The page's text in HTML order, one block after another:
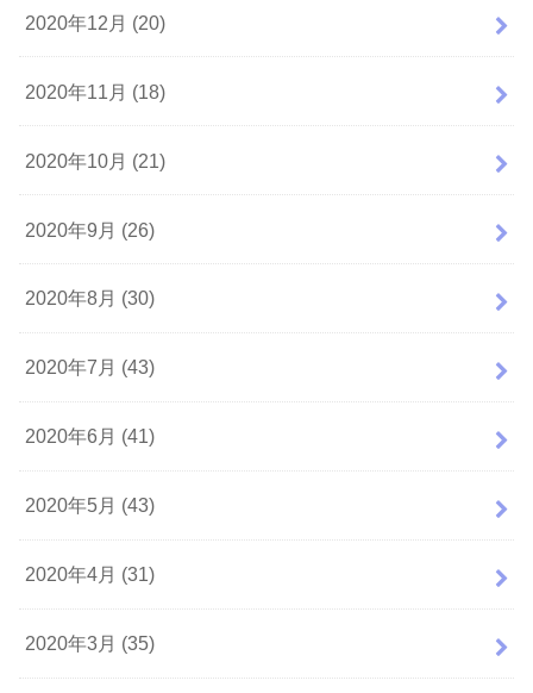
2020年12月 (20)
2020年11月 (18)
2020年10月 (21)
2020年9月 (26)
2020年8月 (30)
2020年7月 (43)
2020年6月 (41)
2020年5月 (43)
2020年4月 (31)
2020年3月 (35)